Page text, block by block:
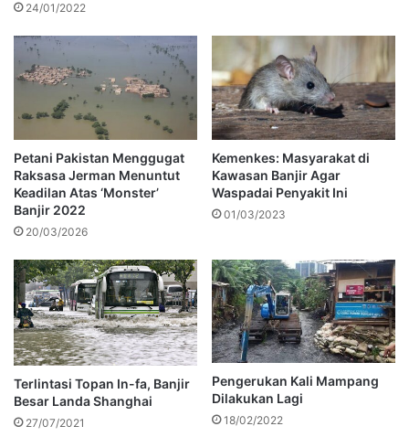
24/01/2022
Petani Pakistan Menggugat
Raksasa Jerman Menuntut
Keadilan Atas ‘Monster’
Banjir 2022
20/03/2026
Kemenkes: Masyarakat di
Kawasan Banjir Agar
Waspadai Penyakit Ini
01/03/2023
Terlintasi Topan In-fa, Banjir
Besar Landa Shanghai
27/07/2021
Pengerukan Kali Mampang
Dilakukan Lagi
18/02/2022